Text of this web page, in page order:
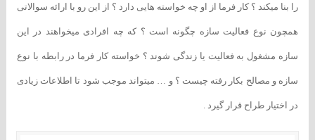
را بنا میکند ؟ کار فرما از او چه خواسته هایی دارد ؟ از این رو با ارائه سوالاتی
همچون نوع فعالیت سازه چگونه است ؟ که چه افرادی میخواهند در این
سازه مشغول به فعالیت یا زندگی شوند ؟ خواسته کار فرما در رابطه با نوع
سازه و مصالح بکار رفته چیست ؟ و … میتواند موجب شود تا اطلاعات زیادی
در اختیار طراح قرار گیرد .